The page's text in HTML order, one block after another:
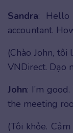
Sandra: Hello
accountant.
(Chào John,
VNDirect. Dạo
John: I’m
the meeting
(Tôi khỏe.